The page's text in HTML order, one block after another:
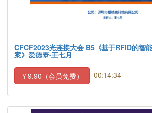
CFCF2023光连接大会 B5《基于RFID的智
案》爱德泰-王七月
￥9.90（会员免费） 00:14:34